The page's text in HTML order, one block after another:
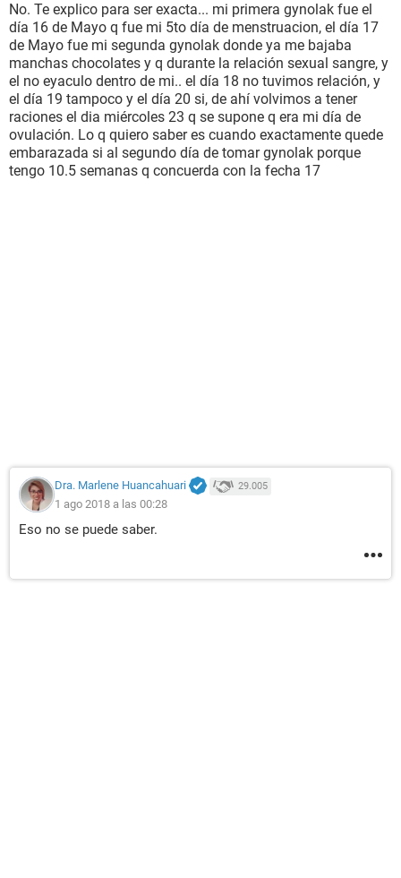
No. Te explico para ser exacta... mi primera gynolak fue el
día 16 de Mayo q fue mi 5to día de menstruacion, el día 17
de Mayo fue mi segunda gynolak donde ya me bajaba
manchas chocolates y q durante la relación sexual sangre, y
el no eyaculo dentro de mi.. el día 18 no tuvimos relación, y
el día 19 tampoco y el día 20 si, de ahí volvimos a tener
raciones el dia miércoles 23 q se supone q era mi día de
ovulación. Lo q quiero saber es cuando exactamente quede
embarazada si al segundo día de tomar gynolak porque
tengo 10.5 semanas q concuerda con la fecha 17
Dra. Marlene Huancahuari 29.005
1 ago 2018 a las 00:28
Eso no se puede saber.